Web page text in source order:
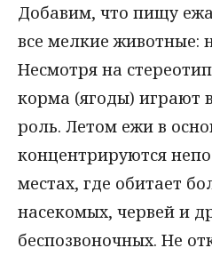
Добавим, что пищу
все мелкие животные:
Несмотря на
корма (ягоды) играют
роль. Летом ежи в
концентрируются
местах, где обитает
насекомых, червей и
беспозвоночных. Не